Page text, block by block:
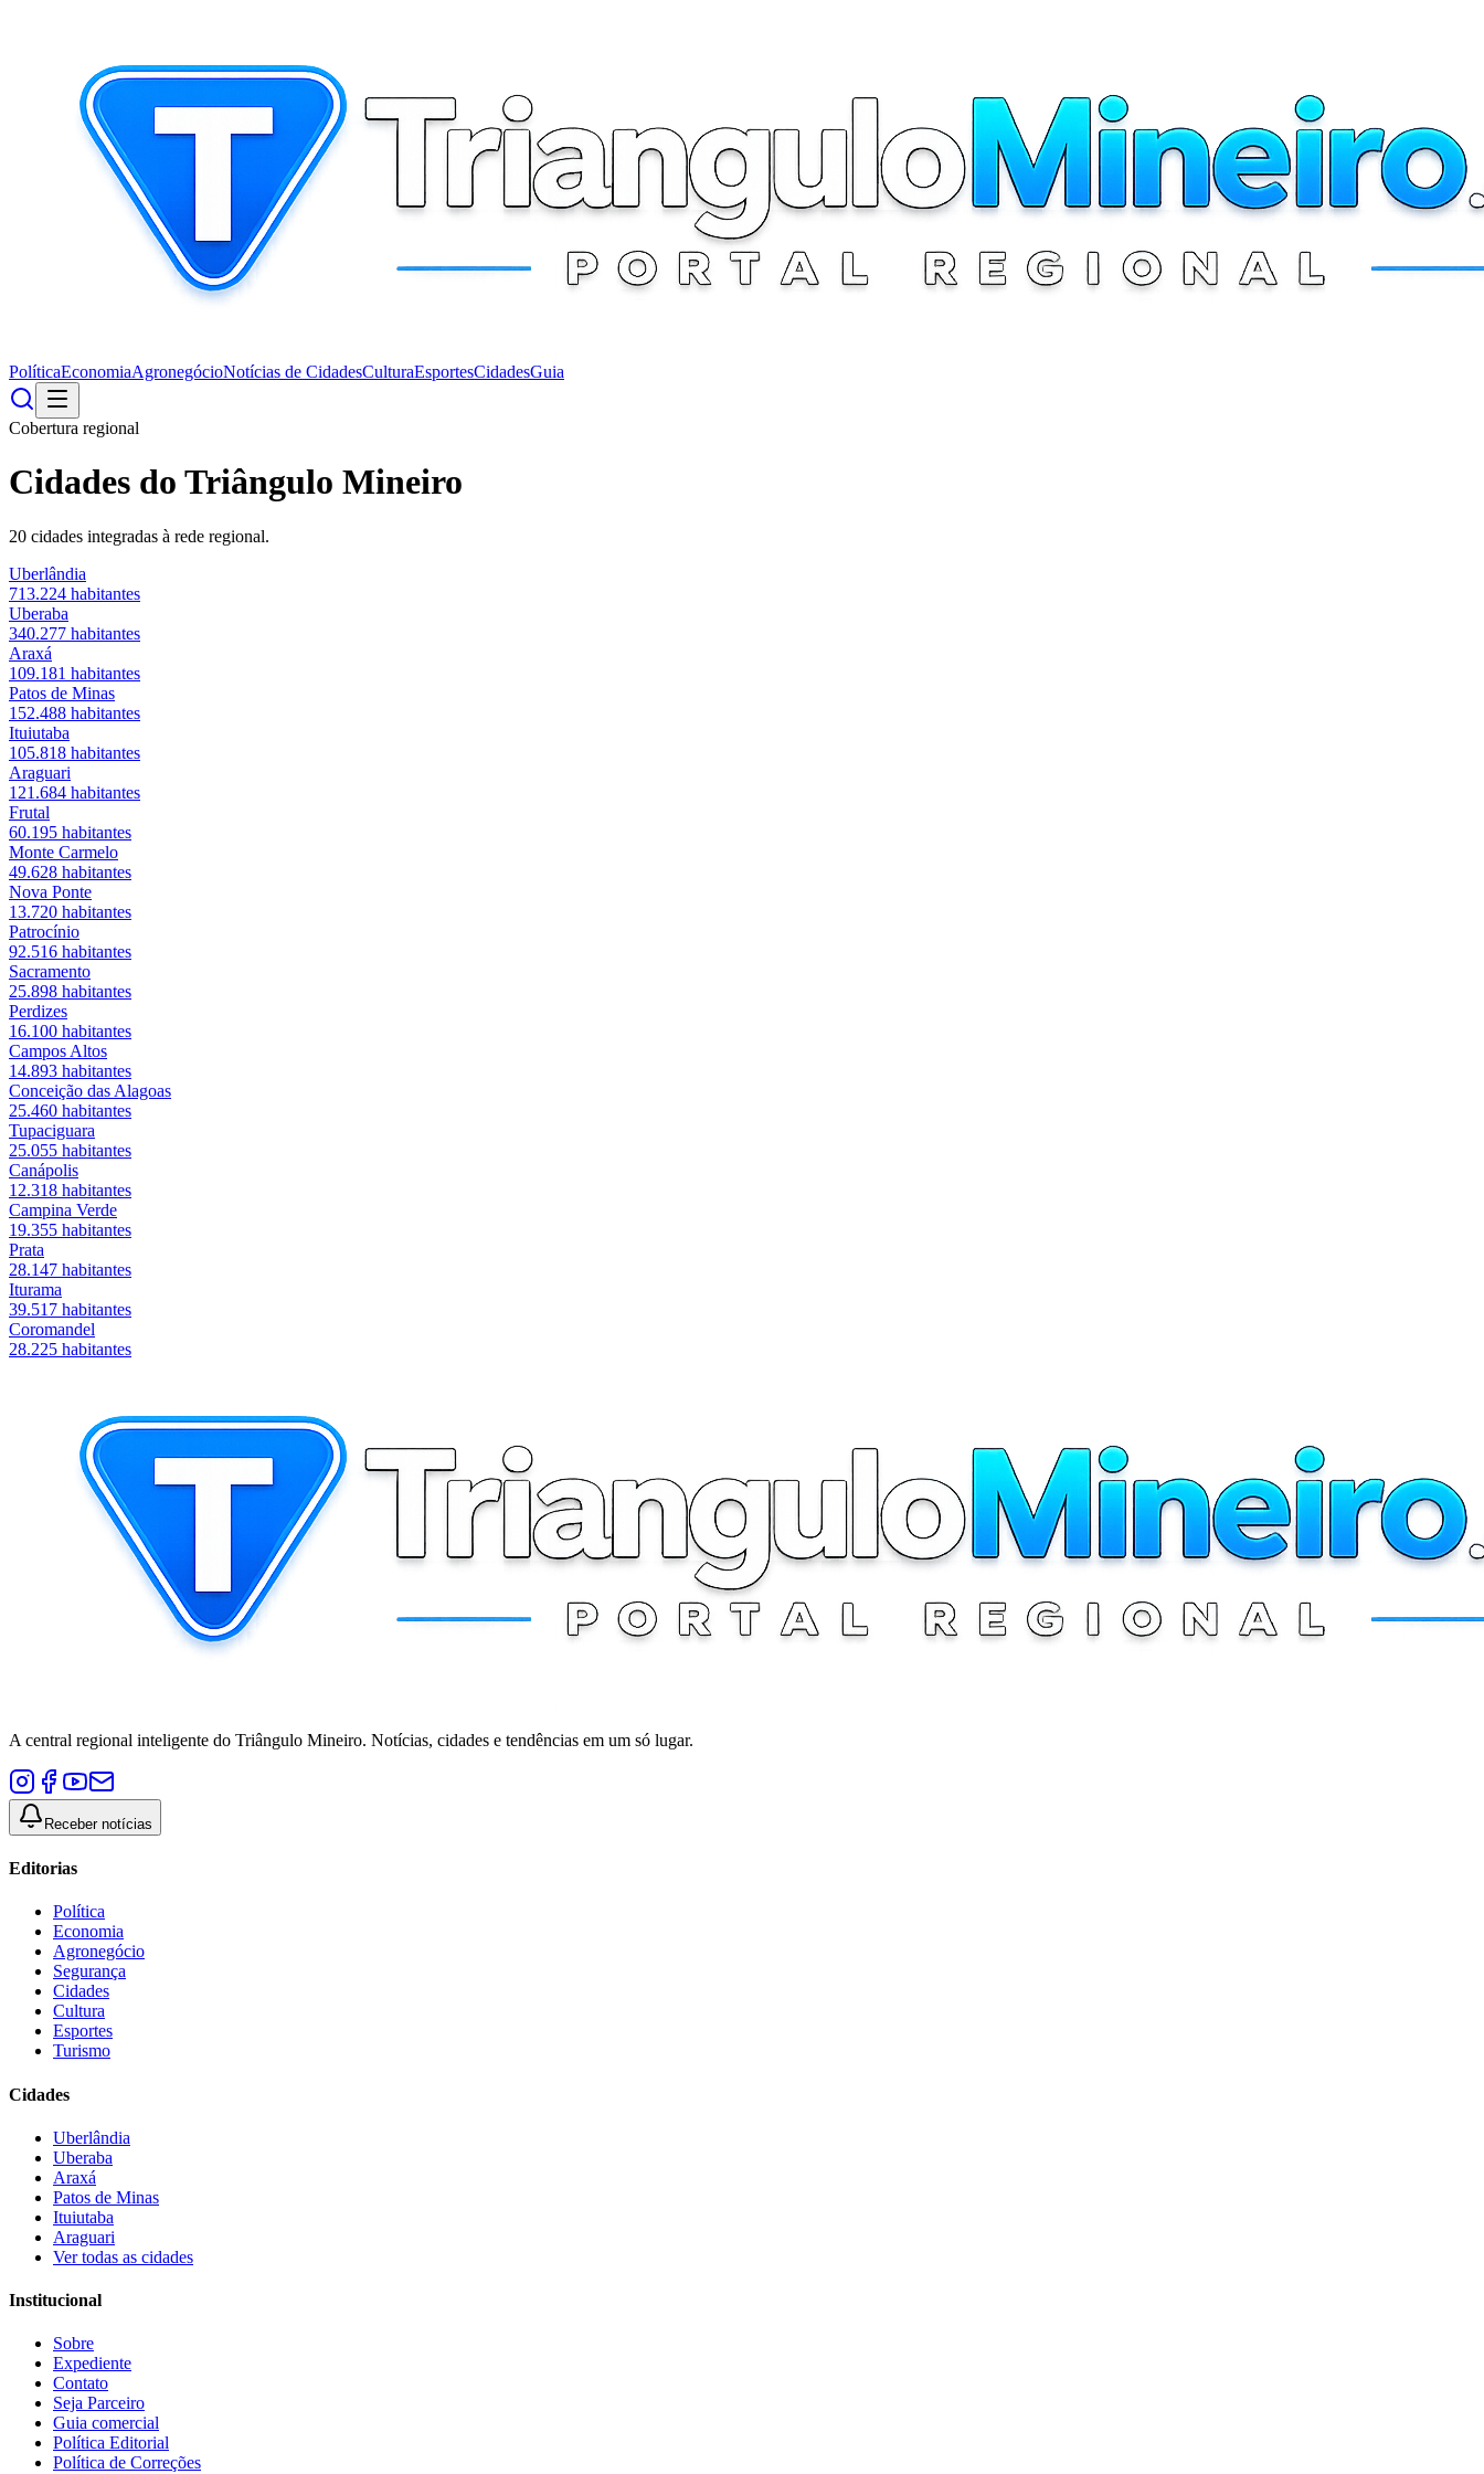
PolíticaEconomiaAgronegócioNotícias de CidadesCulturaEsportesCidadesGuia
Cobertura regional
Cidades do Triângulo Mineiro
20 cidades integradas à rede regional.
Uberlândia
713.224 habitantes
Uberaba
340.277 habitantes
Araxá
109.181 habitantes
Patos de Minas
152.488 habitantes
Ituiutaba
105.818 habitantes
Araguari
121.684 habitantes
Frutal
60.195 habitantes
Monte Carmelo
49.628 habitantes
Nova Ponte
13.720 habitantes
Patrocínio
92.516 habitantes
Sacramento
25.898 habitantes
Perdizes
16.100 habitantes
Campos Altos
14.893 habitantes
Conceição das Alagoas
25.460 habitantes
Tupaciguara
25.055 habitantes
Canápolis
12.318 habitantes
Campina Verde
19.355 habitantes
Prata
28.147 habitantes
Iturama
39.517 habitantes
Coromandel
28.225 habitantes
A central regional inteligente do Triângulo Mineiro. Notícias, cidades e tendências em um só lugar.
Receber notícias
Editorias
Política
Economia
Agronegócio
Segurança
Cidades
Cultura
Esportes
Turismo
Cidades
Uberlândia
Uberaba
Araxá
Patos de Minas
Ituiutaba
Araguari
Ver todas as cidades
Institucional
Sobre
Expediente
Contato
Seja Parceiro
Guia comercial
Política Editorial
Política de Correções